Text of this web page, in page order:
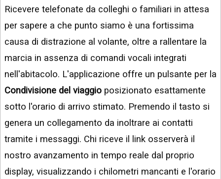
Ricevere telefonate da colleghi o familiari in attesa
per sapere a che punto siamo è una fortissima
causa di distrazione al volante, oltre a rallentare la
marcia in assenza di comandi vocali integrati
nell'abitacolo. L'applicazione offre un pulsante per la
Condivisione del viaggio posizionato esattamente
sotto l'orario di arrivo stimato. Premendo il tasto si
genera un collegamento da inoltrare ai contatti
tramite i messaggi. Chi riceve il link osserverà il
nostro avanzamento in tempo reale dal proprio
display, visualizzando i chilometri mancanti e l'orario